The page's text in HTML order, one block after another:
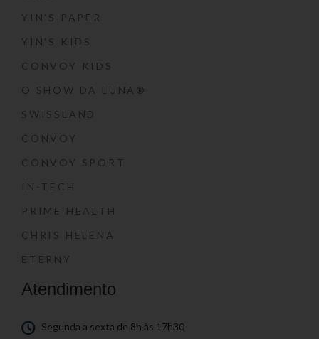
YIN’S PAPER
YIN’S KIDS
CONVOY KIDS
O SHOW DA LUNA®
SWISSLAND
CONVOY
CONVOY SPORT
IN-TECH
PRIME HEALTH
CHRIS HELENA
ETERNY
Atendimento
Segunda a sexta de 8h às 17h30